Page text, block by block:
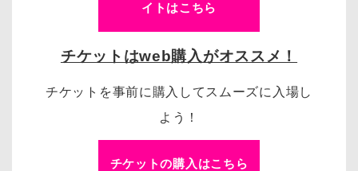
イトはこちら
チケットはweb購入がオススメ！
チケットを事前に購入してスムーズに入場し
よう！
チケットの購入はこちら